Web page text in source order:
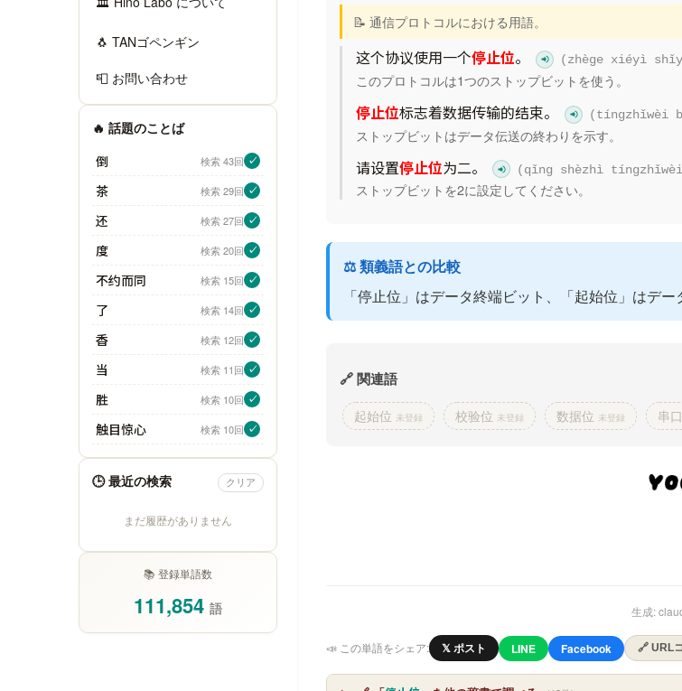
🐧 TANゴペンギン
📮 お問い合わせ
🔥 話題のことば
倒
検索 43回 ✓
茶 検索 29回 ✓
还 検索 27回 ✓
度 検索 20回 ✓
不约而同 検索 15回 ✓
了 検索 14回 ✓
香 検索 12回 ✓
当 検索 11回 ✓
胜 検索 10回 ✓
触目惊心 検索 10回 ✓
🕒 最近の検索 クリア
まだ履歴がありません
📚 登録単語数
111,854 語
📝 通信プロトコルにおける用語。
这个协议使用一个停止位。 (zhège xiéyì
このプロトコルは1つのストップビットを使う。
停止位标志着数据传输的结束。 (tíngzhǐwèi
ストップビットはデータ伝送の終わりを示す。
请设置停止位为二。 (qǐng shèzhì
ストップビットを2に設定してください。
⚖️ 類義語との比較
「停止位」はデータ終端ビット、「起始位」はデー
🔗 関連語
起始位 未登録 校验位 未登録 数据位 未登録 串口
生成:
📣 この単語をシェア: 𝕏 ポスト LINE Facebook 🔗 URL